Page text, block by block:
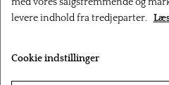
levere indhold fra tredjeparter.
Cookie indstillinger